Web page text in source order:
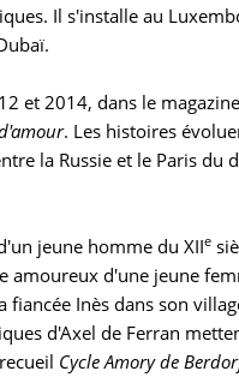
Il s'installe au
et 2014, dans le
. Les histoires
la Russie et le Paris du
jeune homme du XIIe
d'une jeune
Inès dans son
d'Axel de Ferran
Cycle Amory de